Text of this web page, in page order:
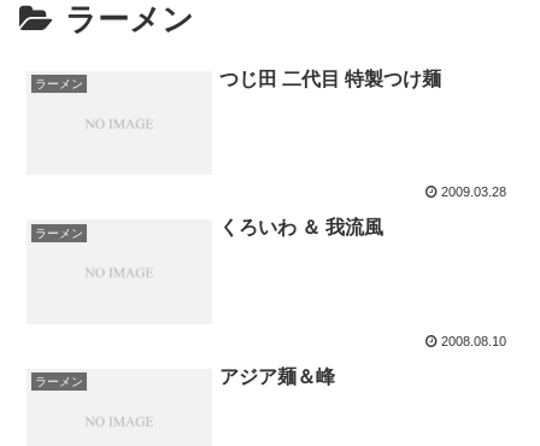
ラーメン
ラーメン つじ田 二代目 特製つけ麺
2009.03.28
ラーメン くろいわ ＆ 我流風
2008.08.10
ラーメン アジア麺＆峰